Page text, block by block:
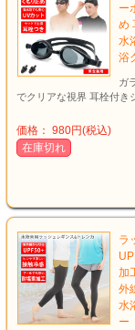
ー
め
水
浴
ガ
でクリアな視界 耳栓付き
価格： 980円(税込)
在庫切れ
ラ
加
外
水
ー